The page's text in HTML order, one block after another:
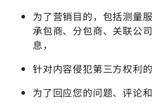
为了营销目的，包括测量
承包商、分包商、关联公
息，
针对内容侵犯第三方权利的
为了回应您的问题、评论